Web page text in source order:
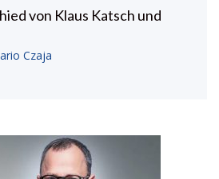
von Klaus Katsch und
Czaja